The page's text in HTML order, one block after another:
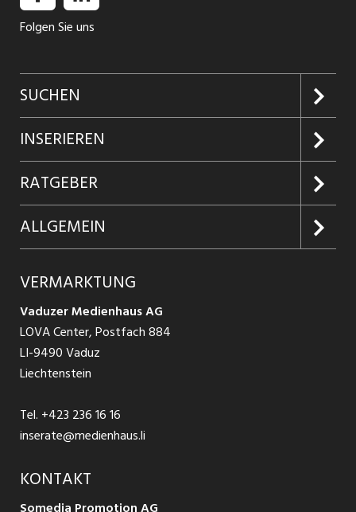
Folgen Sie uns
SUCHEN
Jobs suchen
Jobabo
Firmen entdecken
Jobs in Graubünden
Jobs in St. Gallen
Jobs in Glarus
Jobs in der Südostschweiz
Temporär Jobs
Teilzeit Jobs
INSERIEREN
Kundenlogin
Inserieren
Produkte
Schnittstelle
RATGEBER
Glossar
Ratgeber Bewerbung / Rekrutierung
ALLGEMEIN
AGB
Datenschutzbestimmungen
Nutzungsbedingungen
Impressum
VERMARKTUNG
Vaduzer Medienhaus AG
LOVA Center, Postfach 884
LI-9490 Vaduz
Liechtenstein
Tel. +423 236 16 16
inserate@medienhaus.li
KONTAKT